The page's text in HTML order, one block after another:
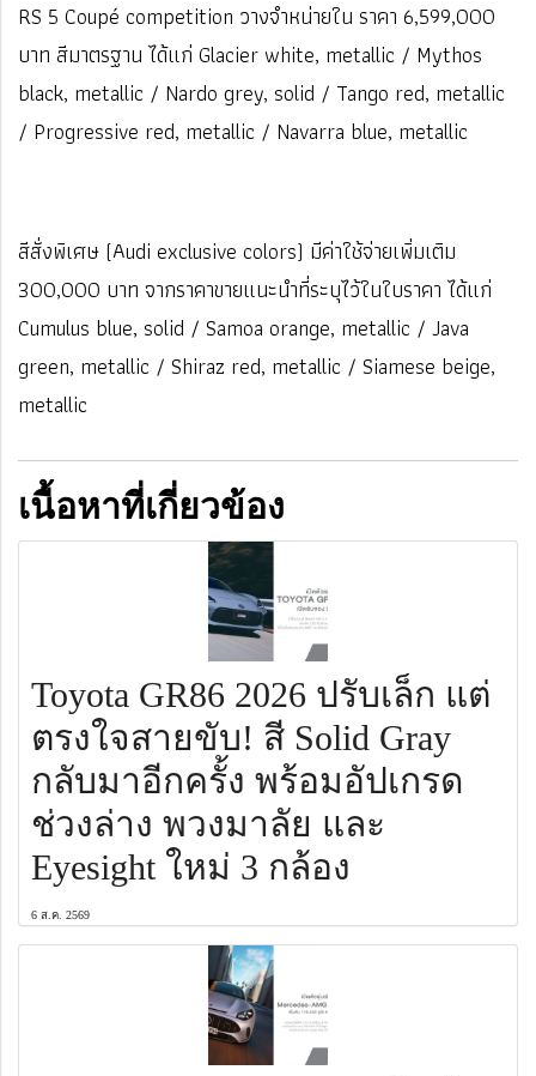
RS 5 Coupé competition วางจำหน่ายใน ราคา 6,599,000
บาท สีมาตรฐาน ได้แก่ Glacier white, metallic / Mythos
black, metallic / Nardo grey, solid / Tango red, metallic
/ Progressive red, metallic / Navarra blue, metallic
สีสั่งพิเศษ (Audi exclusive colors) มีค่าใช้จ่ายเพิ่มเติม
300,000 บาท จากราคาขายแนะนำที่ระบุไว้ในใบราคา ได้แก่
Cumulus blue, solid / Samoa orange, metallic / Java
green, metallic / Shiraz red, metallic / Siamese beige,
metallic
เนื้อหาที่เกี่ยวข้อง
Toyota GR86 2026 ปรับเล็ก แต่
ตรงใจสายขับ! สี Solid Gray
กลับมาอีกครั้ง พร้อมอัปเกรด
ช่วงล่าง พวงมาลัย และ
Eyesight ใหม่ 3 กล้อง
6 ส.ค. 2569